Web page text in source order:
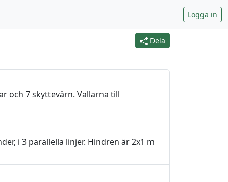
Logga in
Dela
och 7 skyttevärn. Vallarna till
i 3 parallella linjer. Hindren är 2x1 m